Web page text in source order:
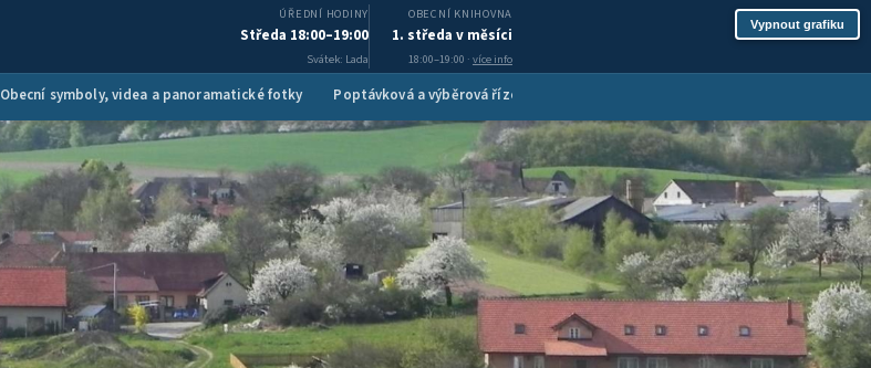
Vypnout grafiku
ÚŘEDNÍ HODINY
Středa 18:00–19:00
Svátek: Lada
OBECNÍ KNIHOVNA
1. středa v měsíci
18:00–19:00 · více info
Obecní symboly, videa a panoramatické fotky Poptávková a výběrová řízení